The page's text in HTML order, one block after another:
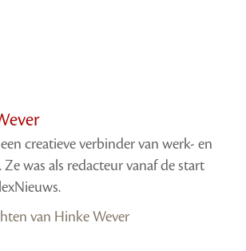
creatieve verbinder van werk- en
Ze was als redacteur vanaf de start
van Hinke Wever